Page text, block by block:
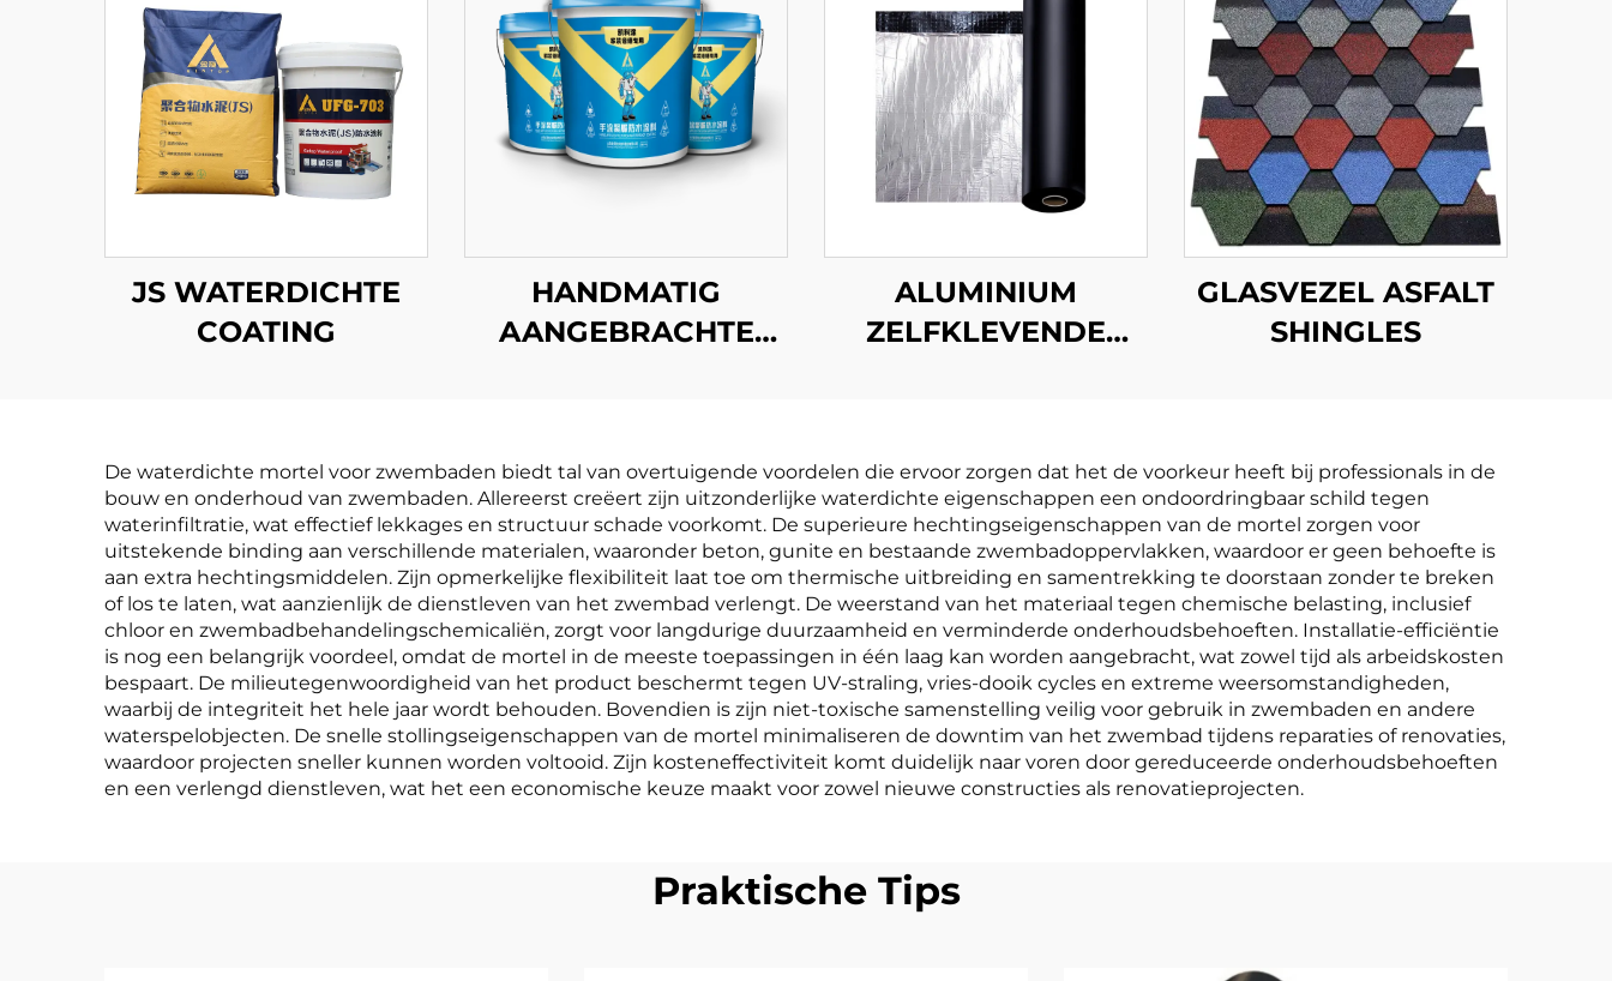
JS WATERDICHTE
COATING
HANDMATIG
AANGEBRACHTE
ALUMINIUM
ZELFKLEVENDE
GLASVEZEL ASFALT
SHINGLES
De waterdichte mortel voor zwembaden biedt tal van overtuigende voordelen die ervoor zorgen dat het de voorkeur heeft bij professionals in de
bouw en onderhoud van zwembaden. Allereerst creëert zijn uitzonderlijke waterdichte eigenschappen een ondoordringbaar schild tegen
waterinfiltratie, wat effectief lekkages en structuur schade voorkomt. De superieure hechtingseigenschappen van de mortel zorgen voor
uitstekende binding aan verschillende materialen, waaronder beton, gunite en bestaande zwembadoppervlakken, waardoor er geen behoefte is
aan extra hechtingsmiddelen. Zijn opmerkelijke flexibiliteit laat toe om thermische uitbreiding en samentrekking te doorstaan zonder te breken
of los te laten, wat aanzienlijk de dienstleven van het zwembad verlengt. De weerstand van het materiaal tegen chemische belasting, inclusief
chloor en zwembadbehandelingschemicaliën, zorgt voor langdurige duurzaamheid en verminderde onderhoudsbehoeften. Installatie-efficiëntie
is nog een belangrijk voordeel, omdat de mortel in de meeste toepassingen in één laag kan worden aangebracht, wat zowel tijd als arbeidskosten
bespaart. De milieutegenwoordigheid van het product beschermt tegen UV-straling, vries-dooik cycles en extreme weersomstandigheden,
waarbij de integriteit het hele jaar wordt behouden. Bovendien is zijn niet-toxische samenstelling veilig voor gebruik in zwembaden en andere
waterspelobjecten. De snelle stollingseigenschappen van de mortel minimaliseren de downtim van het zwembad tijdens reparaties of renovaties,
waardoor projecten sneller kunnen worden voltooid. Zijn kosteneffectiviteit komt duidelijk naar voren door gereduceerde onderhoudsbehoeften
en een verlengd dienstleven, wat het een economische keuze maakt voor zowel nieuwe constructies als renovatieprojecten.
Praktische Tips